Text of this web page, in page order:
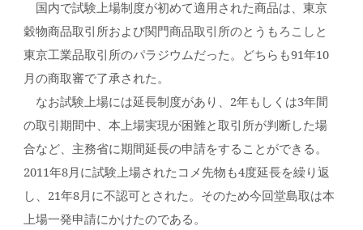
国内で試験上場制度が初めて適用された商品は、東京
穀物商品取引所および関門商品取引所のとうもろこしと
東京工業品取引所のパラジウムだった。どちらも91年10
月の商取審で了承された。
なお試験上場には延長制度があり、2年もしくは3年間
の取引期間中、本上場実現が困難と取引所が判断した場
合など、主務省に期間延長の申請をすることができる。
2011年8月に試験上場されたコメ先物も4度延長を繰り返
し、21年8月に不認可とされた。そのため今回堂島取は本
上場一発申請にかけたのである。